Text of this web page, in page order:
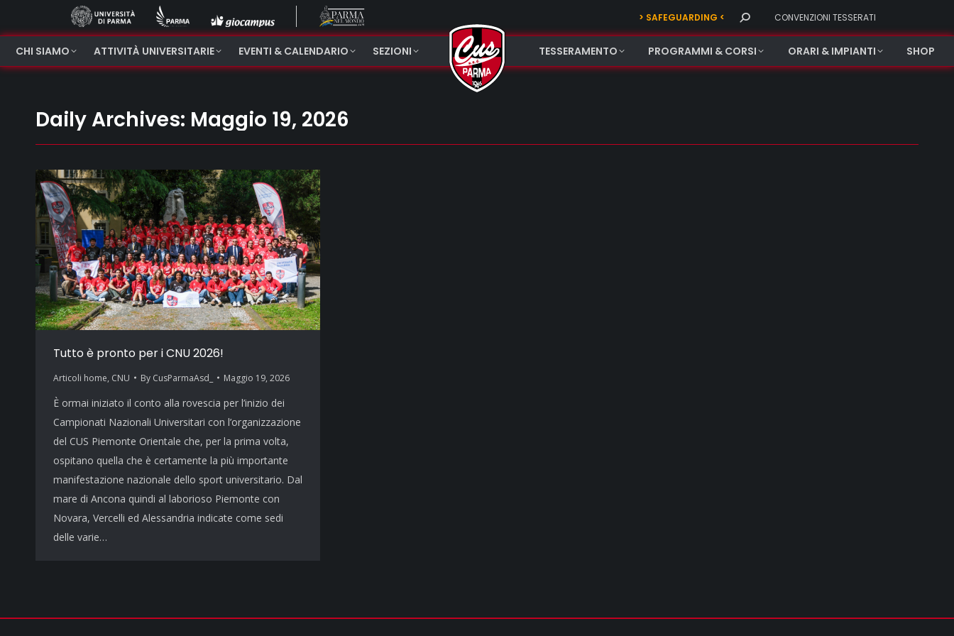
> SAFEGUARDING < Search: CONVENZIONI TESSERATI
CHI SIAMO ATTIVITÀ UNIVERSITARIE EVENTI & CALENDARIO SEZIONI TESSERAMENTO PROGRAMMI & CORSI ORARI & IMPIANTI SHOP
Daily Archives: Maggio 19, 2026
Tutto è pronto per i CNU 2026!
Articoli home, CNU By CusParmaAsd_ Maggio 19, 2026
È ormai iniziato il conto alla rovescia per l’inizio dei
Campionati Nazionali Universitari con l’organizzazione
del CUS Piemonte Orientale che, per la prima volta,
ospitano quella che è certamente la più importante
manifestazione nazionale dello sport universitario. Dal
mare di Ancona quindi al laborioso Piemonte con
Novara, Vercelli ed Alessandria indicate come sedi
delle varie…